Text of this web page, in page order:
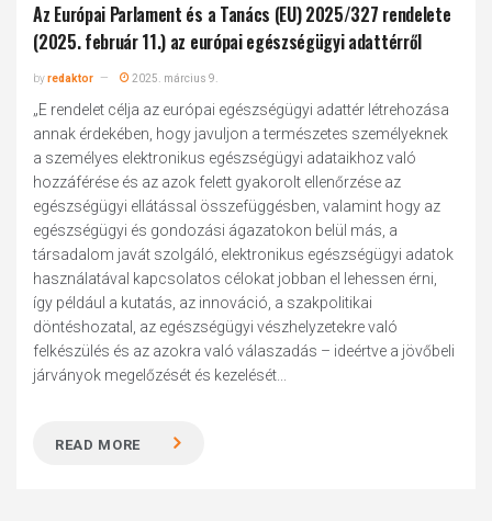
Az Európai Parlament és a Tanács (EU) 2025/327 rendelete
(2025. február 11.) az európai egészségügyi adattérről
byredaktor 2025. március 9.
„E rendelet célja az európai egészségügyi adattér létrehozása
annak érdekében, hogy javuljon a természetes személyeknek
a személyes elektronikus egészségügyi adataikhoz való
hozzáférése és az azok felett gyakorolt ellenőrzése az
egészségügyi ellátással összefüggésben, valamint hogy az
egészségügyi és gondozási ágazatokon belül más, a
társadalom javát szolgáló, elektronikus egészségügyi adatok
használatával kapcsolatos célokat jobban el lehessen érni,
így például a kutatás, az innováció, a szakpolitikai
döntéshozatal, az egészségügyi vészhelyzetekre való
felkészülés és az azokra való válaszadás – ideértve a jövőbeli
járványok megelőzését és kezelését...
READ MORE